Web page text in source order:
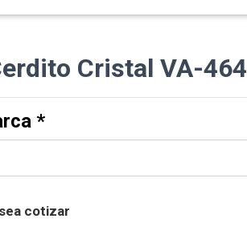
Cristal VA-464
*
cotizar